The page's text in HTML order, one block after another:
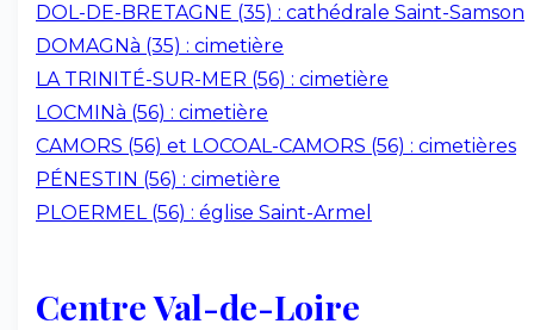
DOL-DE-BRETAGNE (35) : cathédrale Saint-Samson
DOMAGNà (35) : cimetière
LA TRINITÉ-SUR-MER (56) : cimetière
LOCMINà (56) : cimetière
CAMORS (56) et LOCOAL-CAMORS (56) : cimetières
PÉNESTIN (56) : cimetière
PLOERMEL (56) : église Saint-Armel
Centre Val-de-Loire